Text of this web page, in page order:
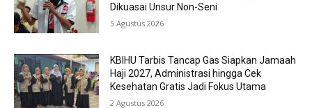
Dikuasai Unsur Non-Seni
5 Agustus 2026
KBIHU Tarbis Tancap Gas Siapkan Jamaah
Haji 2027, Administrasi hingga Cek
Kesehatan Gratis Jadi Fokus Utama
2 Agustus 2026